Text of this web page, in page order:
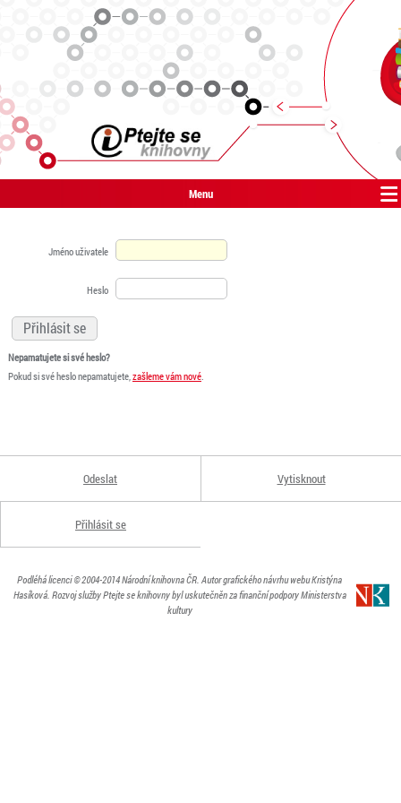
Menu
Jméno uživatele
Heslo
Nepamatujete si své heslo?
Pokud si své heslo nepamatujete,zašleme vám nové.
Odeslat Vytisknout
Přihlásit se
Podléhá licenci© 2004-2014Národní knihovna ČR. Autor grafického návrhu webu Kristýna
Hasíková. Rozvoj služby Ptejte se knihovny byl uskutečněn za finanční podpory Ministerstva
kultury